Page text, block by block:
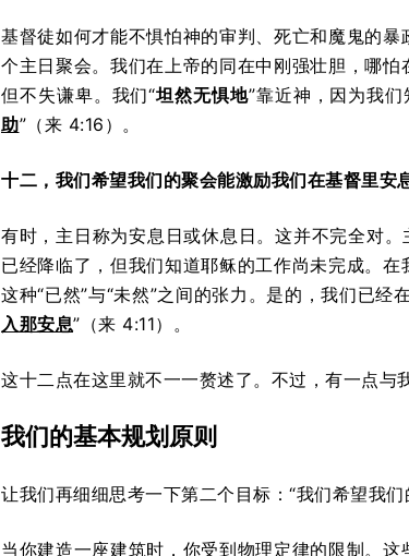
基督徒如何才能不惧怕神的审判、死亡和魔鬼的
个主日聚会。我们在上帝的同在中刚强壮胆，哪
但不失谦卑。我们“坦然无惧地”靠近神，因为我
助”（来 4:16）。
十二，我们希望我们的聚会能激励我们在基督里安
有时，主日称为安息日或休息日。这并不完全对
已经降临了，但我们知道耶稣的工作尚未完成。
这种“已然”与“未然”之间的张力。是的，我们已
入那安息”（来 4:11）。
这十二点在这里就不一一赘述了。不过，有一点与
我们的基本规划原则
让我们再细细思考一下第二个目标：“我们希望我
当你建造一座建筑时，你受到物理定律的限制。